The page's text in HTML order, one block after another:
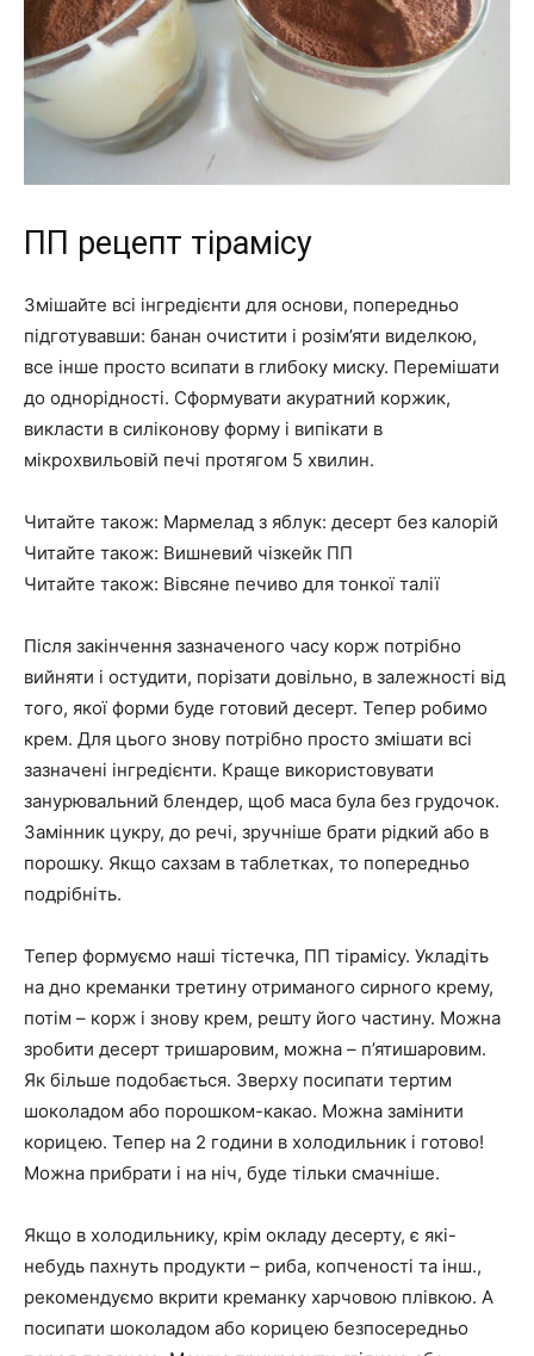
ПП рецепт тірамісу
Змішайте всі інгредієнти для основи, попередньо
підготувавши: банан очистити і розім’яти виделкою,
все інше просто всипати в глибоку миску. Перемішати
до однорідності. Сформувати акуратний коржик,
викласти в силіконову форму і випікати в
мікрохвильовій печі протягом 5 хвилин.
Читайте також: Мармелад з яблук: десерт без калорій
Читайте також: Вишневий чізкейк ПП
Читайте також: Вівсяне печиво для тонкої талії
Після закінчення зазначеного часу корж потрібно
вийняти і остудити, порізати довільно, в залежності від
того, якої форми буде готовий десерт. Тепер робимо
крем. Для цього знову потрібно просто змішати всі
зазначені інгредієнти. Краще використовувати
занурювальний блендер, щоб маса була без грудочок.
Замінник цукру, до речі, зручніше брати рідкий або в
порошку. Якщо сахзам в таблетках, то попередньо
подрібніть.
Тепер формуємо наші тістечка, ПП тірамісу. Укладіть
на дно креманки третину отриманого сирного крему,
потім – корж і знову крем, решту його частину. Можна
зробити десерт тришаровим, можна – п’ятишаровим.
Як більше подобається. Зверху посипати тертим
шоколадом або порошком-какао. Можна замінити
корицею. Тепер на 2 години в холодильник і готово!
Можна прибрати і на ніч, буде тільки смачніше.
Якщо в холодильнику, крім окладу десерту, є які-
небудь пахнуть продукти – риба, копченості та інш.,
рекомендуємо вкрити креманку харчовою плівкою. А
посипати шоколадом або корицею безпосередньо